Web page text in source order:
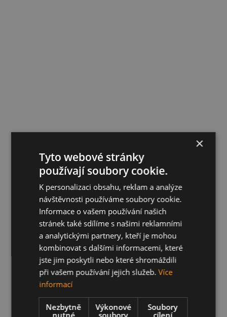
×
Tyto webové stránky
používají soubory cookie.
K personalizaci obsahu, reklam a analýze
návštěvnosti používáme soubory cookie.
Informace o vašem používání našich
stránek také sdílíme s našimi reklamními
a analytickými partnery, kteří je mohou
kombinovat s dalšími informacemi, které
jste jim poskytli nebo které shromáždili
při vašem používání jejich služeb.Více
informací
Nezbytně
nutné
Výkonové
soubory
Soubory
cílení